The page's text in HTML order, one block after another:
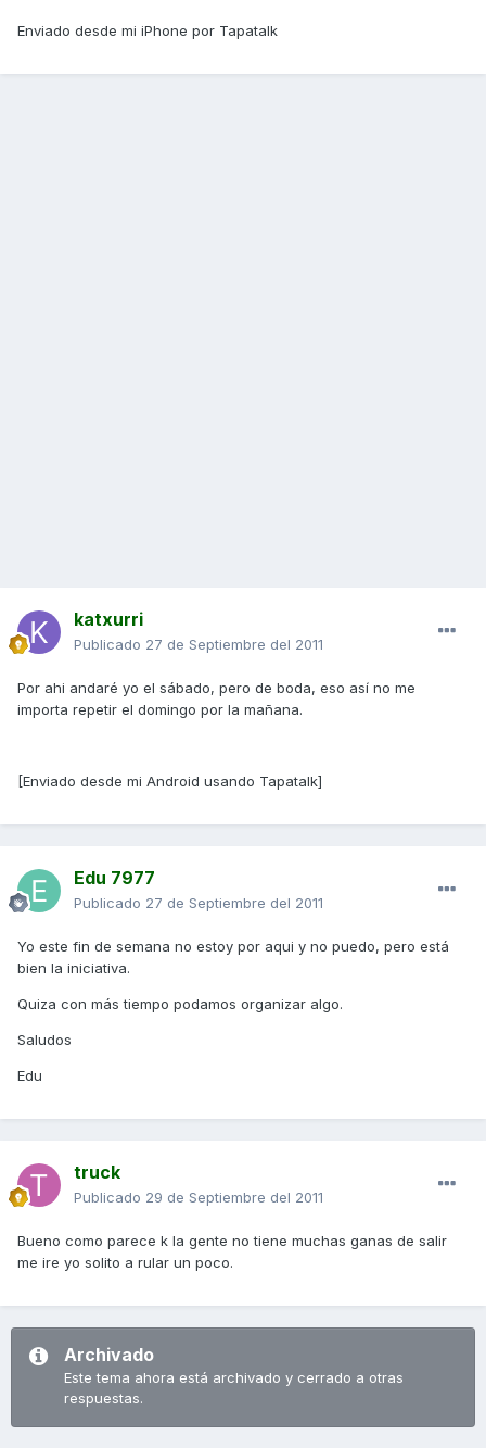
Enviado desde mi iPhone por Tapatalk
katxurri
Publicado 27 de Septiembre del 2011
Por ahi andaré yo el sábado, pero de boda, eso así no me
importa repetir el domingo por la mañana.
[Enviado desde mi Android usando Tapatalk]
Edu 7977
Publicado 27 de Septiembre del 2011
Yo este fin de semana no estoy por aqui y no puedo, pero está
bien la iniciativa.
Quiza con más tiempo podamos organizar algo.
Saludos
Edu
truck
Publicado 29 de Septiembre del 2011
Bueno como parece k la gente no tiene muchas ganas de salir
me ire yo solito a rular un poco.
Archivado
Este tema ahora está archivado y cerrado a otras
respuestas.